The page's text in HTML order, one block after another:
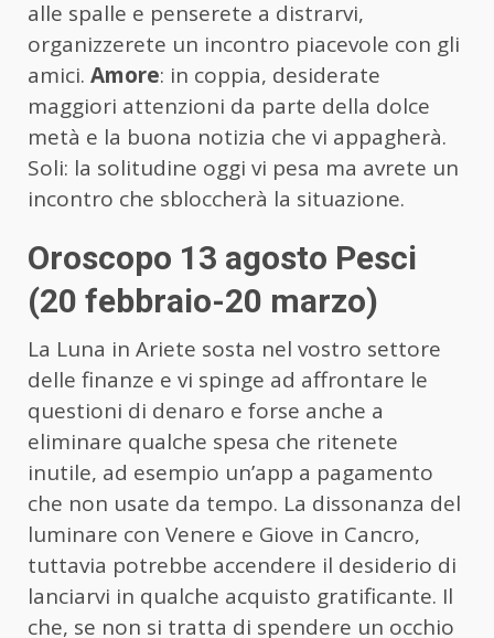
alle spalle e penserete a distrarvi,
organizzerete un incontro piacevole con gli
amici. Amore: in coppia, desiderate
maggiori attenzioni da parte della dolce
metà e la buona notizia che vi appagherà.
Soli: la solitudine oggi vi pesa ma avrete un
incontro che sbloccherà la situazione.
Oroscopo 13 agosto Pesci
(20 febbraio-20 marzo)
La Luna in Ariete sosta nel vostro settore
delle finanze e vi spinge ad affrontare le
questioni di denaro e forse anche a
eliminare qualche spesa che ritenete
inutile, ad esempio un’app a pagamento
che non usate da tempo. La dissonanza del
luminare con Venere e Giove in Cancro,
tuttavia potrebbe accendere il desiderio di
lanciarvi in qualche acquisto gratificante. Il
che, se non si tratta di spendere un occhio